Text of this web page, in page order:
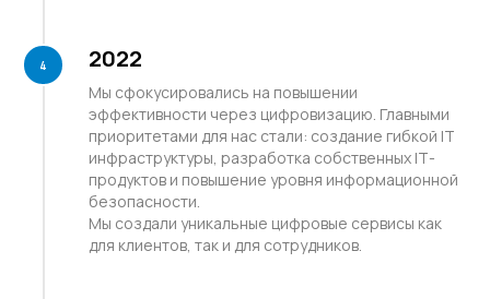
2022
Мы сфокусировались на повышении
эффективности через цифровизацию. Главными
приоритетами для нас стали: создание гибкой IT
инфраструктуры, разработка собственных IТ-
продуктов и повышение уровня информационной
безопасности.
Мы создали уникальные цифровые сервисы как
для клиентов, так и для сотрудников.
Наши ценности